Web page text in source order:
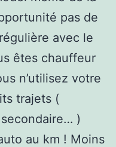
pas de
avec le
êtes chauffeur
n’utilisez votre
trajets (
)
au km ! Moins